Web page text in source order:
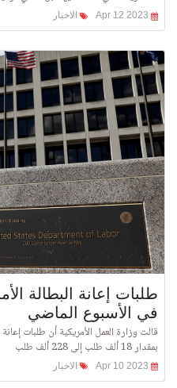
الاخبار
طلبات إعانة البطالة
في الأسبوع الماضي
قالت وزارة العمل الأمريكية أن طلبات
بمقدار 18 ألف طلب إلى 228 ألف طلب
الاخبار